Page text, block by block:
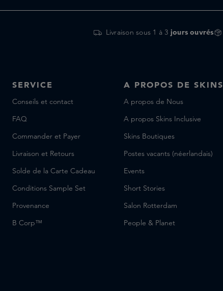
Livraison sous 1 à 3 jours ouvrés
SERVICE
Conseils et contact
FAQ
Commander et Payer
Livraison et Retours
Solde de la Carte Cadeau
Conditions Sample Set
Provenance
B Corp™
A PROPOS DE SKINS
A propos de Nous
A propos Skins Inclusive
Skins Boutiques
Postes vacants (néerlandais)
Events
Short Stories
Salon Rotterdam
People & Planet